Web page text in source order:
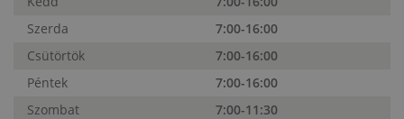
Szerda
7:00-16:00
Csütörtök
7:00-16:00
Péntek
7:00-16:00
Szombat
7:00-11:30